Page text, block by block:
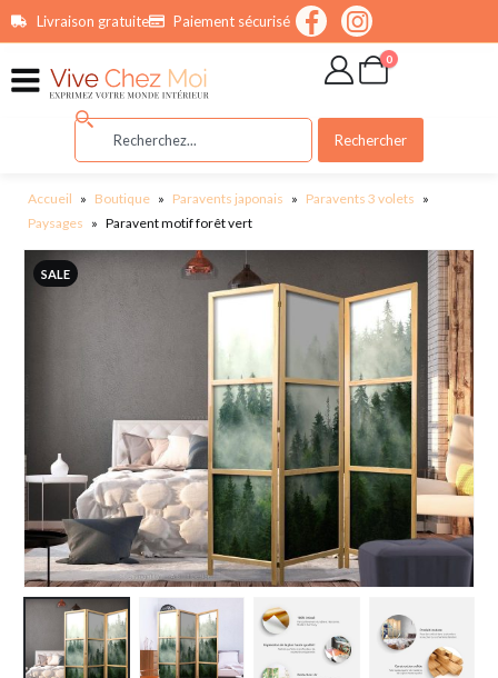
principalLivraison gratuite Paiement sécurisé
0
Rechercher
Accueil » Boutique » Paravents japonais » Paravents 3 volets »
Paysages » Paravent motif forêt vert
SALE